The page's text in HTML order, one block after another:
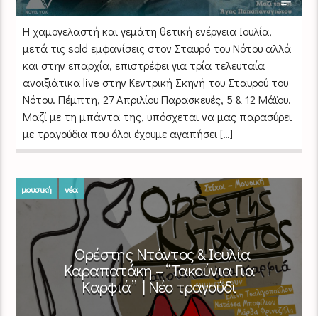
Η χαμογελαστή και γεμάτη θετική ενέργεια Ιουλία,
μετά τις sold εμφανίσεις στον Σταυρό του Νότου αλλά
και στην επαρχία, επιστρέφει για τρία τελευταία
ανοιξιάτικα live στην Κεντρική Σκηνή του Σταυρού του
Νότου. Πέμπτη, 27 Απριλίου Παρασκευές, 5 & 12 Μάϊου.
Μαζί με τη μπάντα της, υπόσχεται να μας παρασύρει
με τραγούδια που όλοι έχουμε αγαπήσει […]
μουσική νέα
Ορέστης Ντάντος & Ιουλία
Καραπατάκη – “Τακούνια Για
Καρφιά” | Νέο τραγούδι